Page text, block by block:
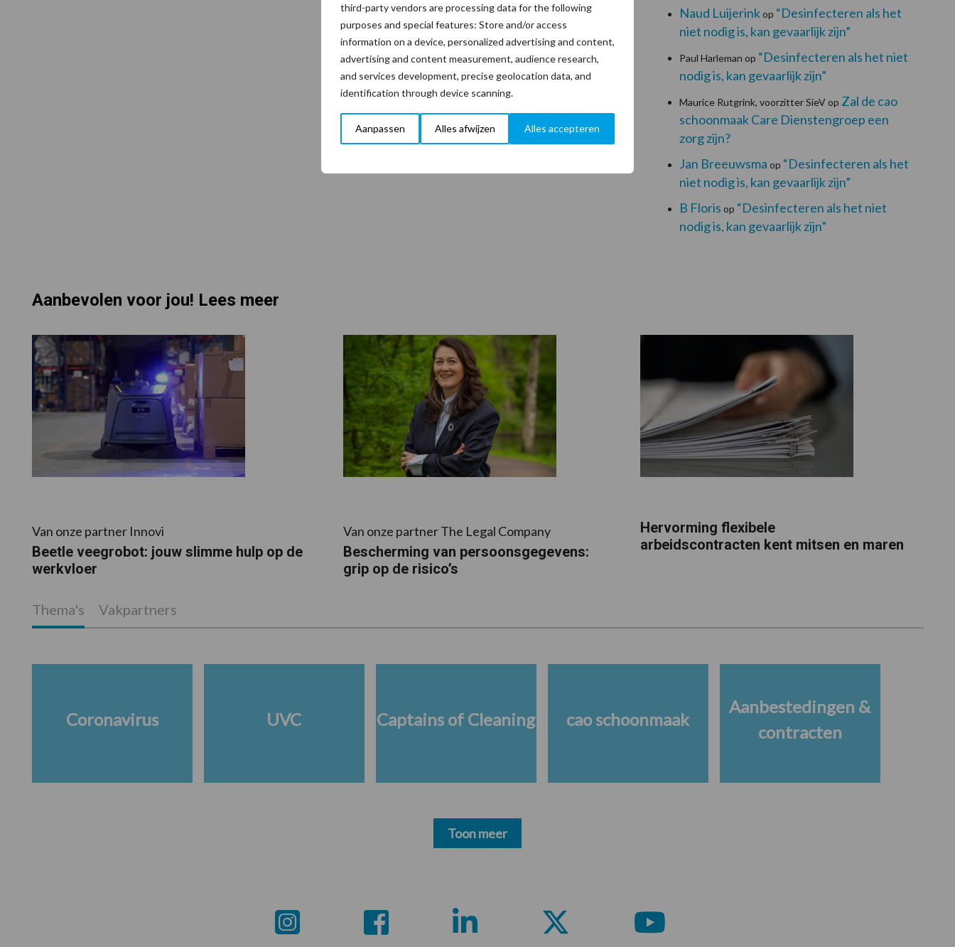
third-party vendors are processing data for the following
purposes and special features: Store and/or access
information on a device, personalized advertising and content,
advertising and content measurement, audience research,
and services development, precise geolocation data, and
identification through device scanning.
Aanpassen Alles afwijzen Alles accepteren
Naud Luijerinkop “Desinfecteren als het
niet nodig is, kan gevaarlijk zijn”
Paul Harleman op “Desinfecteren als het niet
nodig is, kan gevaarlijk zijn”
Maurice Rutgrink, voorzitter SieVop Zal de cao
schoonmaak Care Dienstengroep een
zorg zijn?
Jan Breeuwsma op “Desinfecteren als het
niet nodig is, kan gevaarlijk zijn”
B Floris op “Desinfecteren als het niet
nodig is, kan gevaarlijk zijn”
Aanbevolen voor jou! Lees meer
Van onze partner Innovi
Beetle veegrobot: jouw slimme hulp op de
werkvloer
Van onze partner The Legal Company
Bescherming van persoonsgegevens:
grip op de risico’s
Hervorming flexibele
arbeidscontracten kent mitsen en maren
Thema's Vakpartners
Coronavirus UVC Captains of Cleaning cao schoonmaak
Aanbestedingen &
contracten
Toon meer